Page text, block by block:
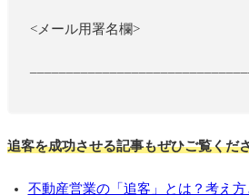
<メール用署名欄>
追客を成功させる記事もぜひご覧くだ
不動産営業の「追客」とは？考え